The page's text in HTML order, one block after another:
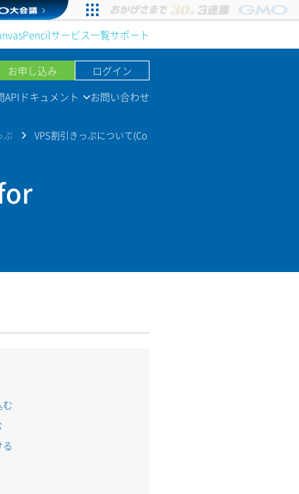
Pencilサービス一覧サポート
お申し込み
ログイン
APIドキュメント お問い合わせ
ぷ
VPS割引きっぷについて(Co